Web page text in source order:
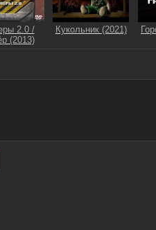
2.0 /
(2013)
Кукольник (2021)